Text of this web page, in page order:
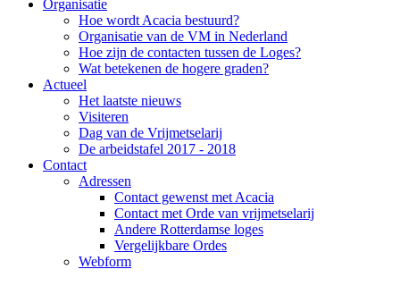
Organisatie
Hoe wordt Acacia bestuurd?
Organisatie van de VM in Nederland
Hoe zijn de contacten tussen de Loges?
Wat betekenen de hogere graden?
Actueel
Het laatste nieuws
Visiteren
Dag van de Vrijmetselarij
De arbeidstafel 2017 - 2018
Contact
Adressen
Contact gewenst met Acacia
Contact met Orde van vrijmetselarij
Andere Rotterdamse loges
Vergelijkbare Ordes
Webform